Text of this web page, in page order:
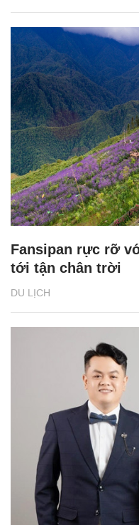
DU LỊCH
Fansipan rực rỡ
tới tận chân trời